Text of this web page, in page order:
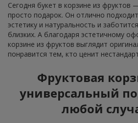
Сегодня букет в корзине из
просто подарок. Он отлично
эстетику и натуральность и
близких. А благодаря эстетичному
корзине из фруктов выглядит
понравится тем, кто ценит
Фруктовая
универсальный
любой